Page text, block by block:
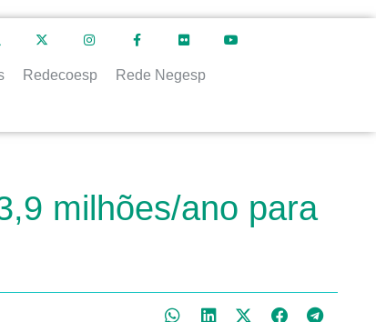
Redecoesp Rede Negesp
milhões/ano para